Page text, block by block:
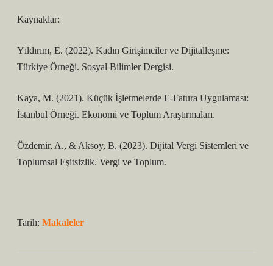
Kaynaklar:
Yıldırım, E. (2022). Kadın Girişimciler ve Dijitalleşme:
Türkiye Örneği. Sosyal Bilimler Dergisi.
Kaya, M. (2021). Küçük İşletmelerde E-Fatura Uygulaması:
İstanbul Örneği. Ekonomi ve Toplum Araştırmaları.
Özdemir, A., & Aksoy, B. (2023). Dijital Vergi Sistemleri ve
Toplumsal Eşitsizlik. Vergi ve Toplum.
Tarih: Makaleler